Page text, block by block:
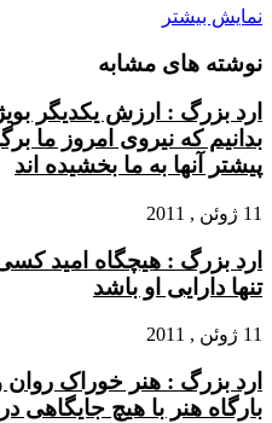
نمایش بیشتر
نوشته های مشابه
ارد بزرگ : ارزش یکدیگر
بدانیم که نیروی امروز ما
پیشتر آنها به ما بخشیده اند
11 ژوئن , 2011
ارد بزرگ : هیچگاه امید کسی
تنها دارایی او باشد
11 ژوئن , 2011
ارد بزرگ : هنر خوراک روان
بارگاه هنر با هیچ جایگاهی